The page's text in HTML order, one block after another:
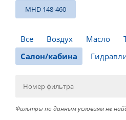
MHD 148-460
Все Воздух Масло
Салон/кабина
Фильтры по данным условиям не